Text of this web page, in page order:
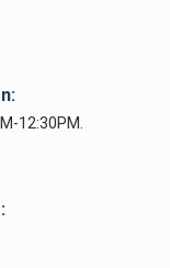
12:30PM.